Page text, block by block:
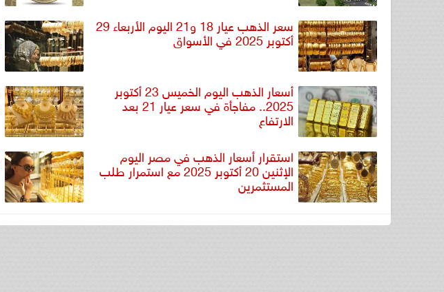
سعر الذهب عيار 18 و21 اليوم الأربعاء 29
أكتوبر 2025 في الأسواق
أسعار الذهب اليوم الخميس 23 أكتوبر
2025.. مفاجأة في سعر عيار 21 بعد
الارتفاع
استقرار أسعار الذهب في مصر اليوم
الإثنين 20 أكتوبر 2025 مع استمرار طلب
المستثمرين